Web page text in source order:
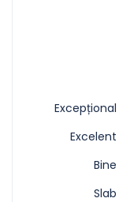
Excepțional
Excelent
Bine
Slab